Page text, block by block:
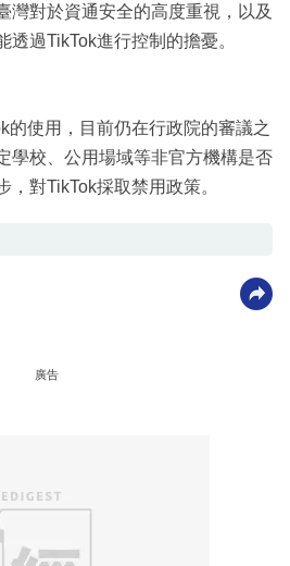
灣對於資通安全的高度重視，以及
過TikTok進行控制的擔憂。
的使用，目前仍在行政院的審議之
學校、公用場域等非官方機構是否
對TikTok採取禁用政策。
廣告